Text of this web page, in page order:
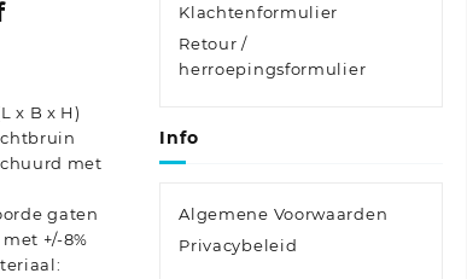
x B x H)
met
gaten
+/-8%
Klachtenformulier
Retour /
herroepingsformulier
Info
Algemene Voorwaarden
Privacybeleid